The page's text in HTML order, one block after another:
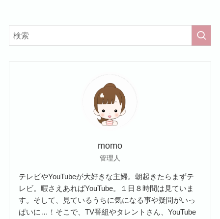
momo
管理人
テレビやYouTubeが大好きな主婦。朝起きたらまずテ
レビ。暇さえあればYouTube。１日８時間は見ていま
す。そして、見ているうちに気になる事や疑問がいっ
ぱいに…！そこで、TV番組やタレントさん、YouTube